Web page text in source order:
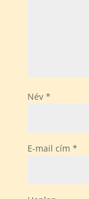
Név *
E-mail cím *